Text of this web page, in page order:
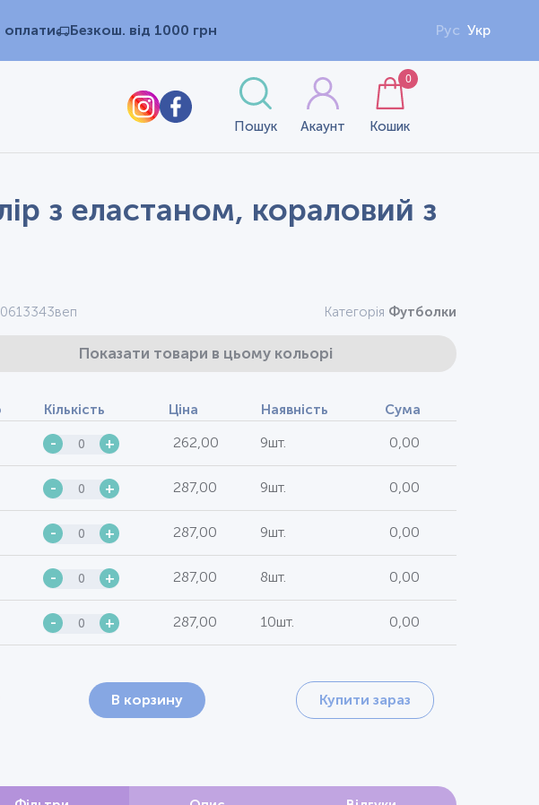
оплати Безкош. від 1000 грн Рус Укр
Пошук Акаунт Кошик
0
з еластаном, кораловий з
Категорія Футболки
Показати товари в цьому кольорі
Кількість Ціна Наявність Сума
- + 262,00 9шт. 0,00
- + 287,00 9шт. 0,00
- + 287,00 9шт. 0,00
- + 287,00 8шт. 0,00
- + 287,00 10шт. 0,00
В корзину Купити зараз